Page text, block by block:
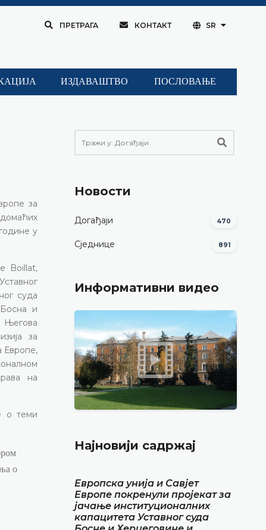
ПРЕТРАГА КОНТАКТ SR
ИЗДАВАШТВО ПОСЛОВАЊЕ
за
у
Boillat,
суда
и
Његова
за
Европе,
на
о теми
о
Новости
Догађаји 470
Сједнице 891
Информативни видео
Најновији садржај
Европска унија и Савјет
Европе покренули пројекат за
јачање институционалних
капацитета Уставног суда